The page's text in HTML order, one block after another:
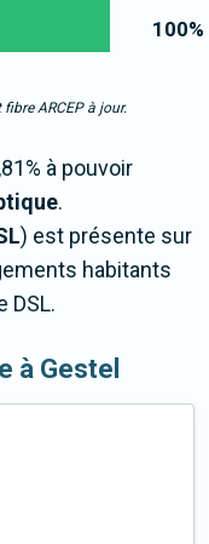
100%
ARCEP à jour.
à pouvoir
.
) est présente sur
habitants
DSL.
à Gestel